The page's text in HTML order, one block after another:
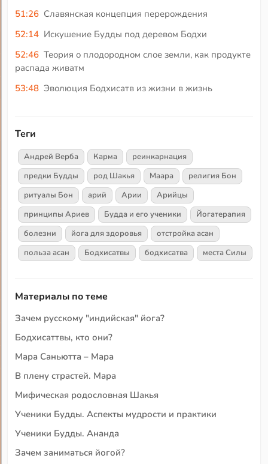
51:26 Славянская концепция перерождения
52:14 Искушение Будды под деревом Бодхи
52:46 Теория о плодородном слое земли, как продукте
распада живатм
53:48 Эволюция Бодхисатв из жизни в жизнь
Теги
Андрей Верба Карма
реинкарнация
предки Будды
род Шакья Маара
религия Бон
ритуалы Бон
арий Арии
Арийцы
принципы Ариев
Будда и его ученики
Йогатерапия
болезни
йога для здоровья
отстройка асан
польза асан
Бодхисатвы бодхисатва места Силы
Материалы по теме
Зачем русскому "индийская" йога?
Бодхисаттвы, кто они?
Мара Саньютта – Мара
В плену страстей. Мара
Мифическая родословная Шакья
Ученики Будды. Аспекты мудрости и практики
Ученики Будды. Ананда
Зачем заниматься йогой?